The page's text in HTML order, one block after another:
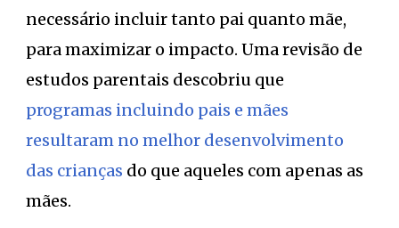
necessário incluir tanto pai quanto mãe,
para maximizar o impacto. Uma revisão de
estudos parentais descobriu que
programas incluindo pais e mães
resultaram no melhor desenvolvimento
das crianças do que aqueles com apenas as
mães.